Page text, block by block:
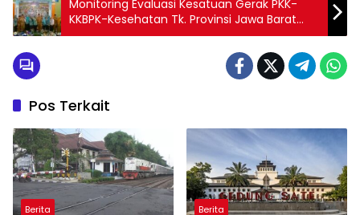
Monitoring Evaluasi Kesatuan Gerak PKK-
KKBPK-Kesehatan Tk. Provinsi Jawa Barat
Tahun 2019
Pos Terkait
Berita Berita